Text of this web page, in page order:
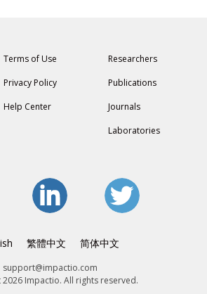
Terms of Use
Privacy Policy
Help Center
Researchers
Publications
Journals
Laboratories
繁體中文 简体中文
support@impactio.com
2026 Impactio. All rights reserved.